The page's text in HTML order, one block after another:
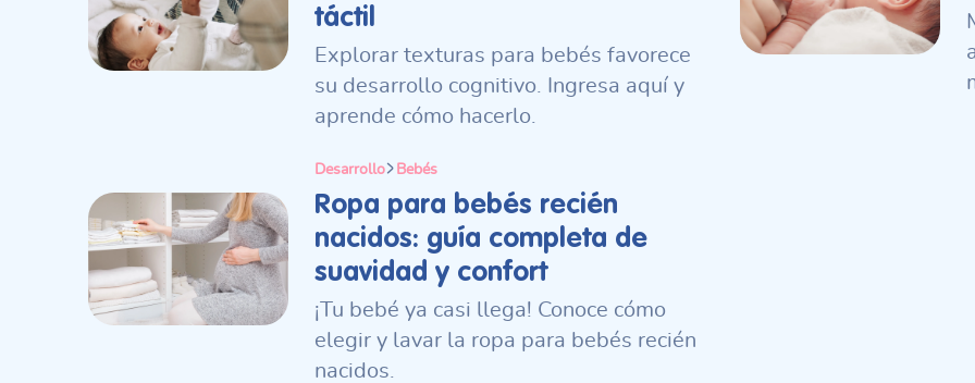
táctil
Explorar texturas para bebés favorece
su desarrollo cognitivo. Ingresa aquí y
aprende cómo hacerlo.
Desarrollo Bebés
Ropa para bebés recién
nacidos: guía completa de
suavidad y confort
¡Tu bebé ya casi llega! Conoce cómo
elegir y lavar la ropa para bebés recién
nacidos.